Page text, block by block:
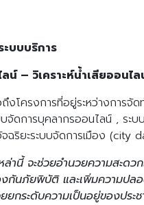
บบบริการ
น์ – วิเคราะห์น้ำเสียออนไ
งโครงการที่อยู่ระหว่างการจั
จัดการบุคลากรออนไลน์ , ระบ
ฉริยะระบบจัดการเมือง (city
ล่านี้ จะช่วยอำนวยความสะด
กันภัยพิบัติ และเพิ่มความปล
ยกระดับความเป็นอยู่ของประ